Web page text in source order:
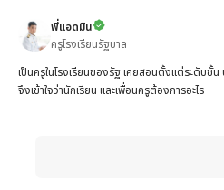
พี่แอดมิน
ครูโรงเรียนรัฐบาล
เป็นครูในโรงเรียนของรัฐ เคยสอนตั้งแต่ระดับชั้
จึงเข้าใจว่านักเรียน และเพื่อนครูต้องการอะไร
When autocomplete